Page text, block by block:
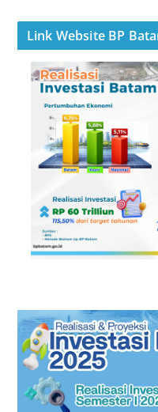
Link Website BP